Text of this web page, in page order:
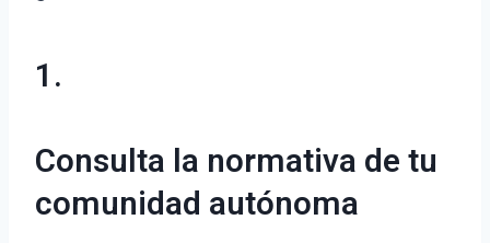
1.
Consulta la normativa de tu
comunidad autónoma